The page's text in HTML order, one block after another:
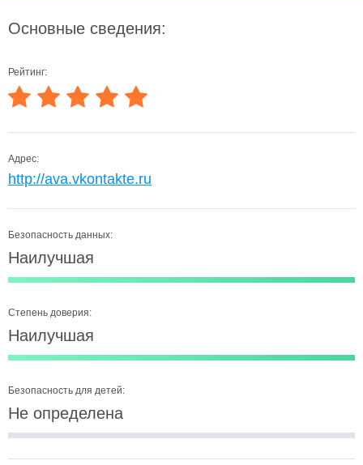
Основные сведения:
Рейтинг:
Адрес:
http://ava.vkontakte.ru
Безопасность данных:
Наилучшая
Степень доверия:
Наилучшая
Безопасность для детей:
Не определена